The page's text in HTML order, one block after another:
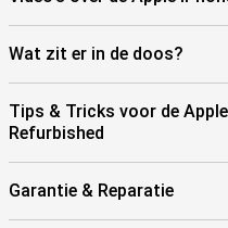
Wat zit er in de doos?
Tips & Tricks voor de
Refurbished
Garantie & Reparatie